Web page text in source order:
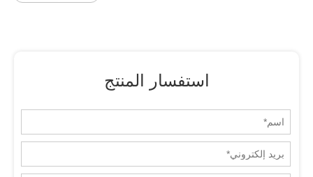
استفسار المنتج